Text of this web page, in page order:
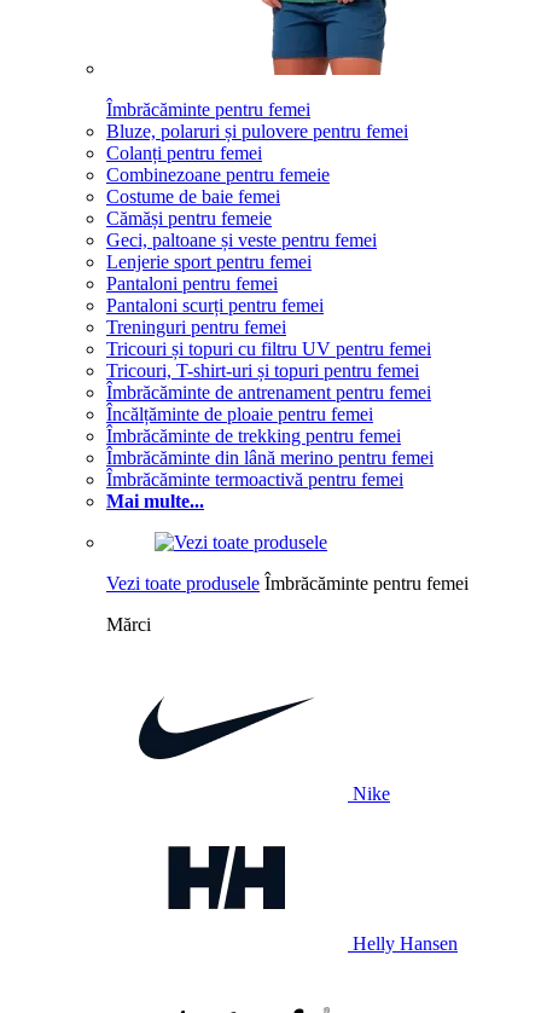
Îmbrăcăminte pentru femei
Bluze, polaruri și pulovere pentru femei
Colanți pentru femei
Combinezoane pentru femeie
Costume de baie femei
Cămăși pentru femeie
Geci, paltoane și veste pentru femei
Lenjerie sport pentru femei
Pantaloni pentru femei
Pantaloni scurți pentru femei
Treninguri pentru femei
Tricouri și topuri cu filtru UV pentru femei
Tricouri, T-shirt-uri și topuri pentru femei
Îmbrăcăminte de antrenament pentru femei
Încălțăminte de ploaie pentru femei
Îmbrăcăminte de trekking pentru femei
Îmbrăcăminte din lână merino pentru femei
Îmbrăcăminte termoactivă pentru femei
Mai multe...
Vezi toate produsele Îmbrăcăminte pentru femei
Mărci
Nike
Helly Hansen